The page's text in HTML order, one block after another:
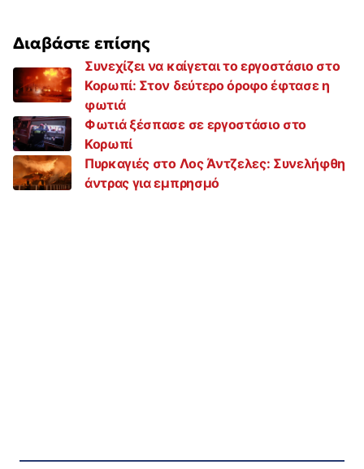
Διαβάστε επίσης
Συνεχίζει να καίγεται το εργοστάσιο στο
Κορωπί: Στον δεύτερο όροφο έφτασε η
φωτιά
Φωτιά ξέσπασε σε εργοστάσιο στο
Κορωπί
Πυρκαγιές στο Λος Άντζελες: Συνελήφθη
άντρας για εμπρησμό